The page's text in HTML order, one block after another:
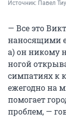
Источник: Павел
— Все это
наносящими
а) он никому
ногой
симпатиях к
ежегодно на
помогает
проблем, —